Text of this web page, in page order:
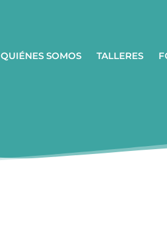
QUIÉNES SOMOS TALLERES